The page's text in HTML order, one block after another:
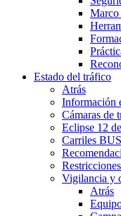
Marco
Estado del tráfico
Atrás
Información
Cámaras de
Eclipse 12
Carriles
Vigilancia y
Atrás